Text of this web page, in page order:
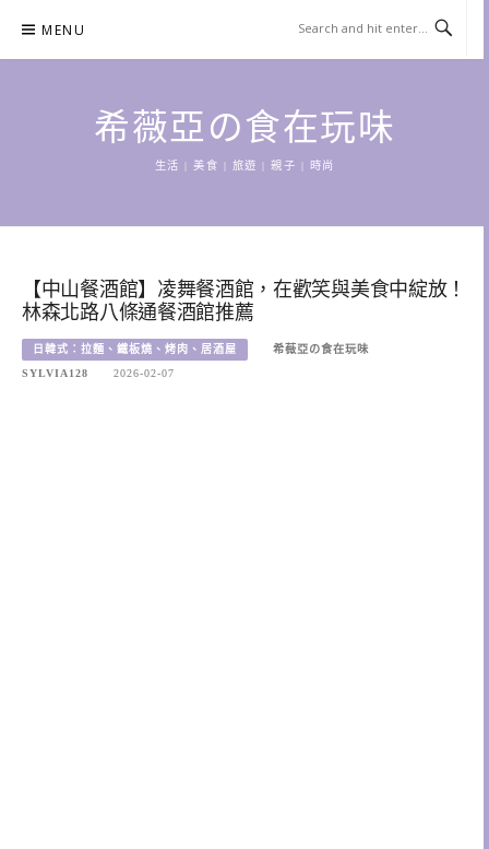
content
MENU
希薇亞の食在玩味
生活 | 美食 | 旅遊 | 親子 | 時尚
【中山餐酒館】凌舞餐酒館，在歡笑與美食中綻放！
林森北路八條通餐酒館推薦
日韓式：拉麵、鐵板燒、烤肉、居酒屋
希薇亞の食在玩味
SYLVIA128
2026-02-07